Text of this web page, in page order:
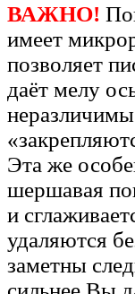
ВАЖНО!
имеет
позволяет
даёт мелу
Эта же
шершавая
и
удаляются
заметны